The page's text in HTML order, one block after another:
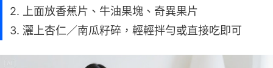
2. 上面放香蕉片、牛油果塊、奇異果片
3. 灑上杏仁／南瓜籽碎，輕輕拌勻或直接吃即可